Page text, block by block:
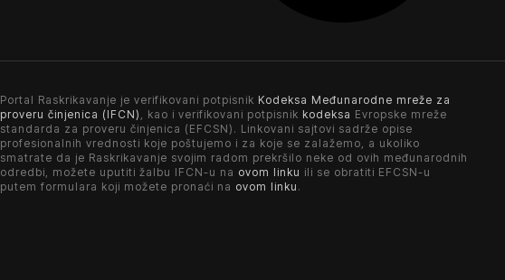
Portal Raskrikavanje je verifikovani potpisnik Kodeksa Međunarodne mreže za
proveru činjenica (IFCN) , kao i verifikovani potpisnik kodeksa Evropske mreže
standarda za proveru činjenica (EFCSN). Linkovani sajtovi sadrže opise
profesionalnih vrednosti koje poštujemo i za koje se zalažemo, a ukoliko
smatrate da je Raskrikavanje svojim radom prekršilo neke od ovih međunarodnih
odredbi, možete uputiti žalbu IFCN-u na ovom linku ili se obratiti EFCSN-u
putem formulara koji možete pronaći na ovom linku .